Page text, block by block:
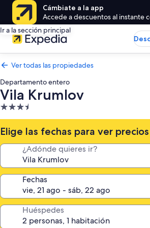
Cámbiate a la app
Accede a descuentos al instante
Ir a la sección principal
Ver todas las propiedades
Departamento entero
Vila Krumlov
Propiedad
de
3.5
estrellas
Elige las fechas para ver precios
¿Adónde quieres ir?
Fechas
Huéspedes